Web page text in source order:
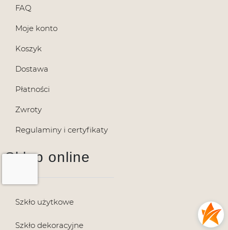
FAQ
Moje konto
Koszyk
Dostawa
Płatności
Zwroty
Regulaminy i certyfikaty
Sklep online
Szkło użytkowe
Szkło dekoracyjne